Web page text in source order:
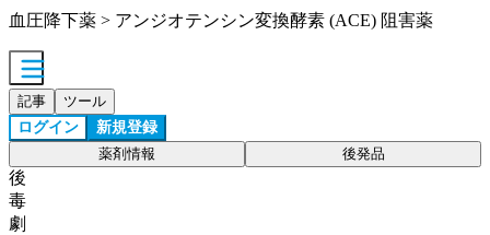
血圧降下薬 > アンジオテンシン変換酵素 (ACE) 阻害薬
記事 ツール
ログイン 新規登録
薬剤情報 後発品
後
毒
劇